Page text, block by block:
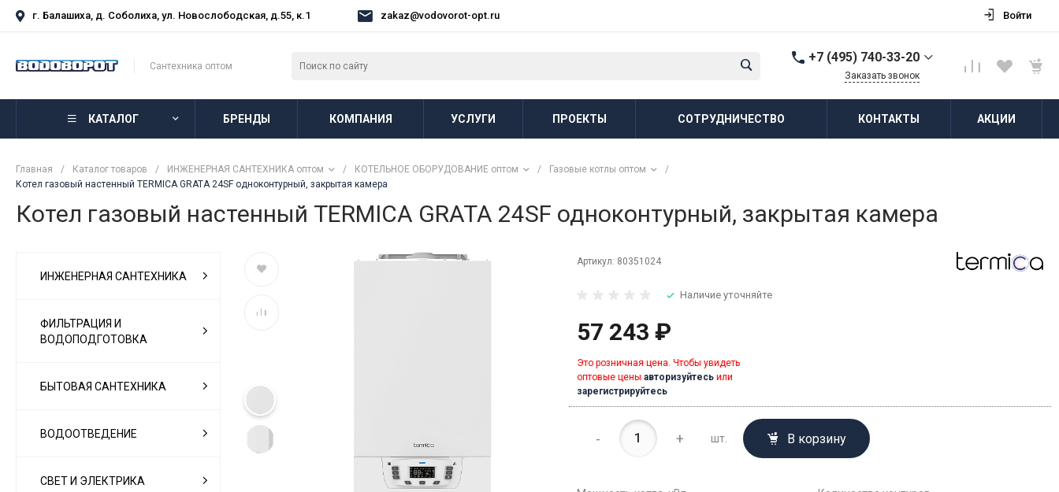
г. Балашиха, д. Соболиха, ул. Новослободская, д.55, к.1 zakaz@vodovorot-opt.ru Войти
Сантехника оптом
+7 (495) 740-33-20
г. Балашиха, д.
Заказать звонок
КАТАЛОГ БРЕНДЫ КОМПАНИЯ УСЛУГИ ПРОЕКТЫ СОТРУДНИЧЕСТВО КОНТАКТЫ АКЦИИ
Главная / Каталог товаров / ИНЖЕНЕРНАЯ САНТЕХНИКА оптом / КОТЕЛЬНОЕ ОБОРУДОВАНИЕ оптом / Газовые котлы оптом
/
Котел газовый настенный TERMICA GRATA 24SF одноконтурный, закрытая камера
Котел газовый настенный TERMICA GRATA 24SF одноконтурный, закрытая камера
ИНЖЕНЕРНАЯ САНТЕХНИКА
ФИЛЬТРАЦИЯ И
ВОДОПОДГОТОВКА
БЫТОВАЯ САНТЕХНИКА
ВОДООТВЕДЕНИЕ
СВЕТ И ЭЛЕКТРИКА
Артикул: 80351024
Наличие уточняйте
57 243 ₽
Это розничная цена. Чтобы увидеть
оптовые цены авторизуйтесьили
зарегистрируйтесь
- + шт. В корзину